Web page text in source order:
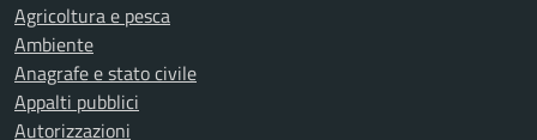
Agricoltura e pesca
Ambiente
Anagrafe e stato civile
Appalti pubblici
Autorizzazioni